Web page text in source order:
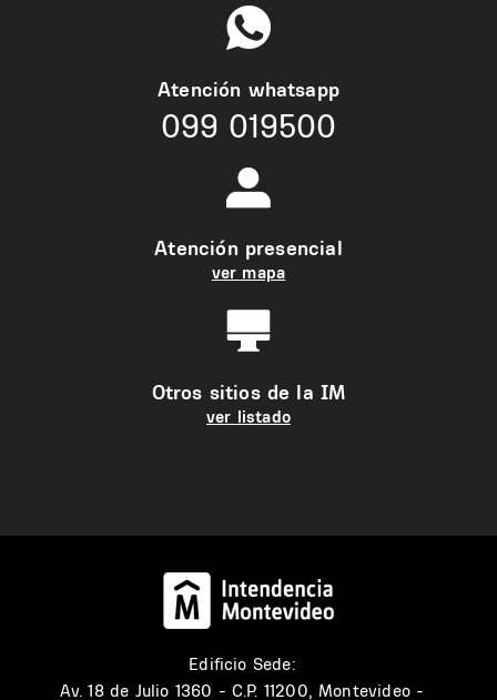
Atención whatsapp
099 019500
Atención presencial
ver mapa
Otros sitios de la IM
ver listado
Edificio Sede:
Av. 18 de Julio 1360 - C.P. 11200, Montevideo -